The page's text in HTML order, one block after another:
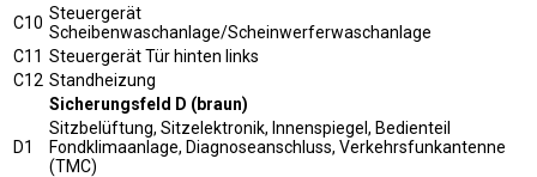
C10 Steuergerät
Scheibenwaschanlage/Scheinwerferwaschanlage
C11 Steuergerät Tür hinten links
C12 Standheizung
Sicherungsfeld D (braun)
D1
Sitzbelüftung, Sitzelektronik, Innenspiegel, Bedienteil
Fondklimaanlage, Diagnoseanschluss, Verkehrsfunkantenne
(TMC)